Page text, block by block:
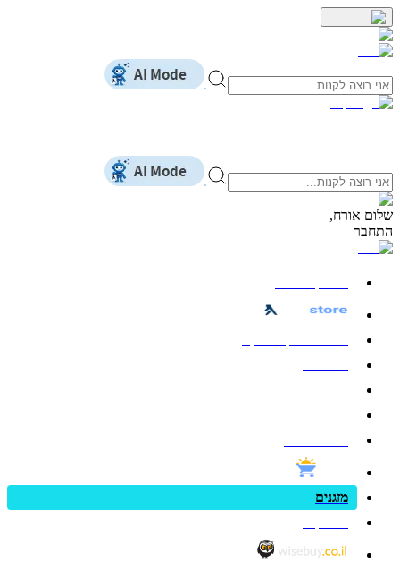
שלום אורח,
התחבר
מזגנים